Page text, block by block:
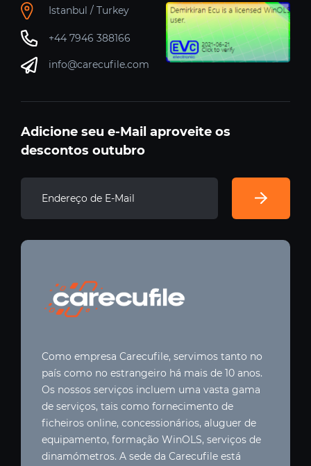
Istanbul / Turkey
+44 7946 388166
info@carecufile.com
Adicione seu e-Mail aproveite os
descontos outubro
Como empresa Carecufile, servimos tanto no
país como no estrangeiro há mais de 10 anos.
Os nossos serviços incluem uma vasta gama
de serviços, tais como fornecimento de
ficheiros online, concessionários, aluguer de
equipamento, formação WinOLS, serviços de
dinamómetros. A sede da Carecufile está